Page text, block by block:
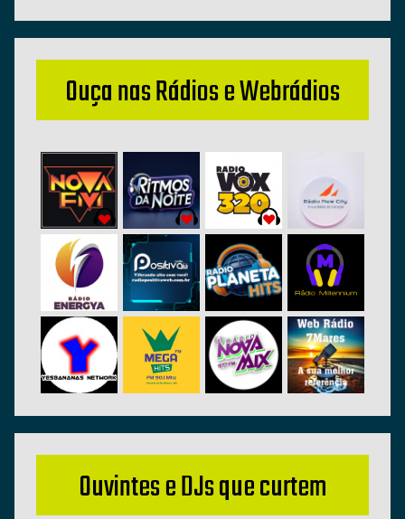
Ouça nas Rádios e Webrádios
Ouvintes e DJs que curtem